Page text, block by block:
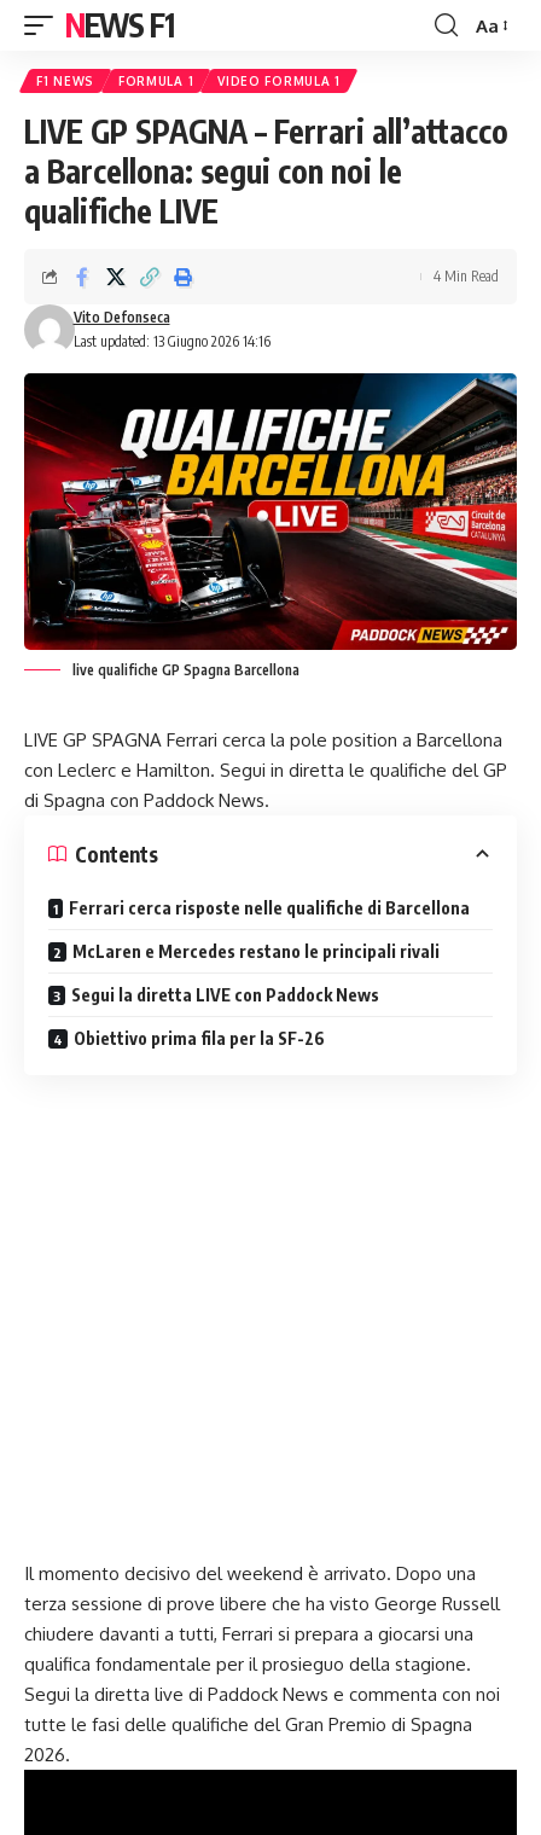
NEWS F1
Font
Aa
F1 NEWS FORMULA 1 VIDEO FORMULA 1
LIVE GP SPAGNA – Ferrari all’attacco
a Barcellona: segui con noi le
qualifiche LIVE
Last updated: 13 Giugno 2026 14:16
Vito Defonseca
4 Min Read
live qualifiche GP Spagna Barcellona
LIVE GP SPAGNA Ferrari cerca la pole position a Barcellona
con Leclerc e Hamilton. Segui in diretta le qualifiche del GP
di Spagna con Paddock News.
Contents
Ferrari cerca risposte nelle qualifiche di Barcellona
McLaren e Mercedes restano le principali rivali
Segui la diretta LIVE con Paddock News
Obiettivo prima fila per la SF-26
Il momento decisivo del weekend è arrivato. Dopo una
terza sessione di prove libere che ha visto George Russell
chiudere davanti a tutti, Ferrari si prepara a giocarsi una
qualifica fondamentale per il prosieguo della stagione.
Segui la diretta live di Paddock News e commenta con noi
tutte le fasi delle qualifiche del Gran Premio di Spagna
2026.